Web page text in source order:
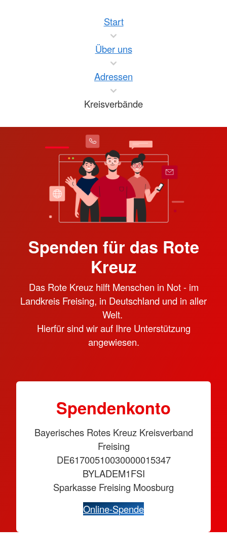
Start
Über uns
Adressen
Kreisverbände
Spenden für das Rote
Kreuz
Das Rote Kreuz hilft Menschen in Not - im
Landkreis Freising, in Deutschland und in aller
Welt.
Hierfür sind wir auf Ihre Unterstützung
angewiesen.
Spendenkonto
Bayerisches Rotes Kreuz Kreisverband
Freising
DE61700510030000015347
BYLADEM1FSI
Sparkasse Freising Moosburg
Online-Spende